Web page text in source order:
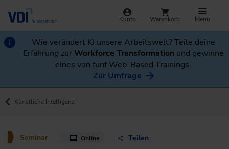
Konto Warenkorb Menü
Wie verändert KI unsere Arbeitswelt? Teile deine
Erfahrung zurWorkforce Transformation und gewinne
eines von fünf Web-Based Trainings.
Zur Umfrage
Künstliche Intelligenz
Seminar Online Teilen